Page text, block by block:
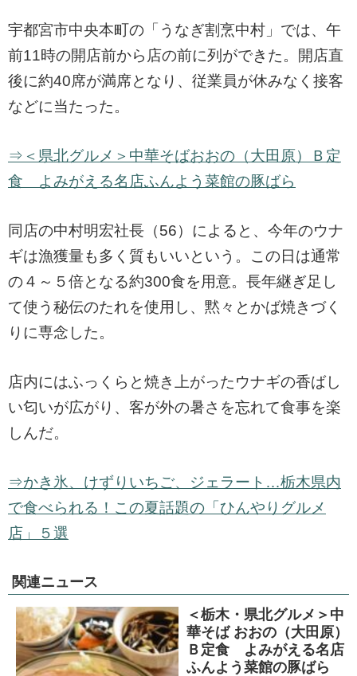
宇都宮市中央本町の「うなぎ割烹中村」では、午
前11時の開店前から店の前に列ができた。開店直
後に約40席が満席となり、従業員が休みなく接客
などに当たった。
⇒＜県北グルメ＞中華そばおおの（大田原）Ｂ定
食 よみがえる名店ふんよう菜館の豚ばら
同店の中村明宏社長（56）によると、今年のウナ
ギは漁獲量も多く質もいいという。この日は通常
の４～５倍となる約300食を用意。長年継ぎ足し
て使う秘伝のたれを使用し、黙々とかば焼きづく
りに専念した。
店内にはふっくらと焼き上がったウナギの香ばし
い匂いが広がり、客が外の暑さを忘れて食事を楽
しんだ。
⇒かき氷、けずりいちご、ジェラート…栃木県内
で食べられる！この夏話題の「ひんやりグルメ
店」５選
関連ニュース
＜栃木・県北グルメ＞中
華そば おおの（大田原）
Ｂ定食 よみがえる名店
ふんよう菜館の豚ばら